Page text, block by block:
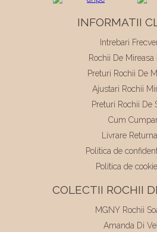
INFORMATII
Intrebari
Rochii De Mireasa
Preturi Rochii De
Ajustari Rochii
Preturi Rochii De
Cum
Livrare
Politica de
Politica de
COLECTII ROCHII
MGNY Rochii
Amanda Di